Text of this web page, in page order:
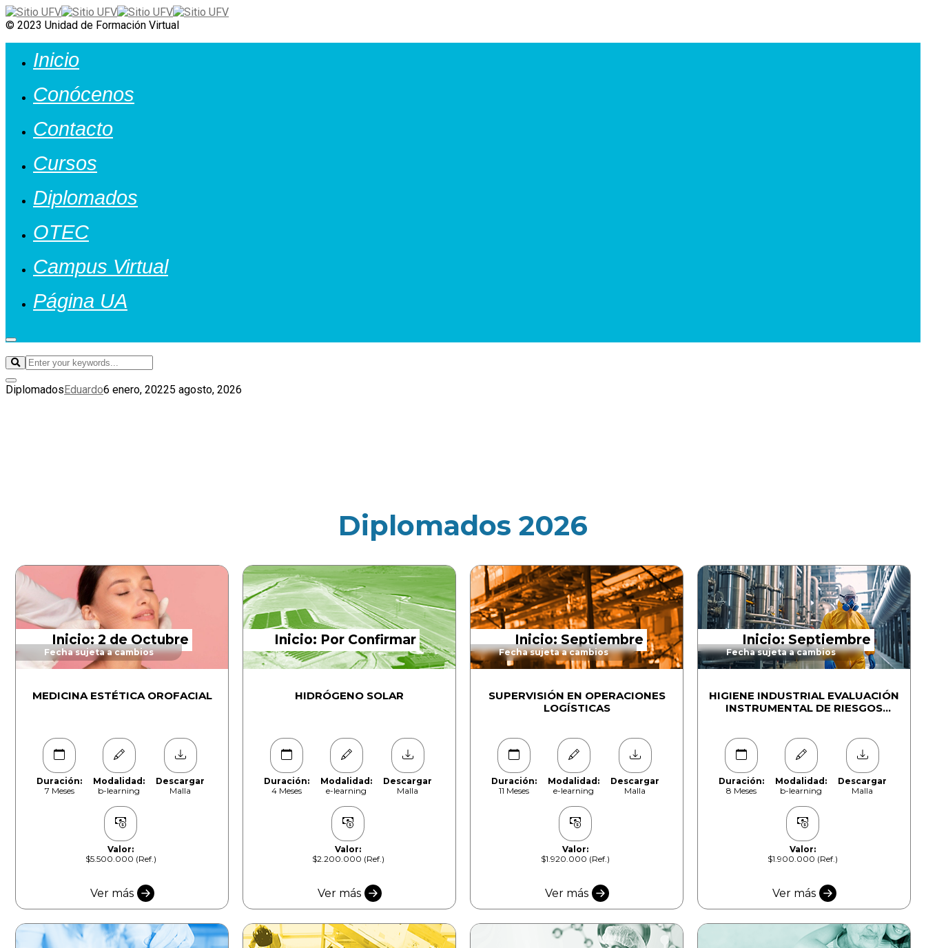
© 2023 Unidad de Formación Virtual
Inicio
Conócenos
Contacto
Cursos
Diplomados
OTEC
Campus Virtual
Página UA
DiplomadosEduardo6 enero, 20225 agosto, 2026
Diplomados 2026
Inicio: 2 de Octubre
Fecha sujeta a cambios
MEDICINA ESTÉTICA OROFACIAL
Duración:
7 Meses
Modalidad:
b-learning
Descargar
Malla
Valor:
$5.500.000 (Ref.)
Ver más
Inicio: Por Confirmar
HIDRÓGENO SOLAR
Duración:
4 Meses
Modalidad:
e-learning
Descargar
Malla
Valor:
$2.200.000 (Ref.)
Ver más
Inicio: Septiembre
Fecha sujeta a cambios
SUPERVISIÓN EN OPERACIONES
LOGÍSTICAS
Duración:
11 Meses
Modalidad:
e-learning
Descargar
Malla
Valor:
$1.920.000 (Ref.)
Ver más
Inicio: Septiembre
Fecha sujeta a cambios
HIGIENE INDUSTRIAL EVALUACIÓN
INSTRUMENTAL DE RIESGOS
Duración:
8 Meses
Modalidad:
b-learning
Descargar
Malla
Valor:
$1.900.000 (Ref.)
Ver más